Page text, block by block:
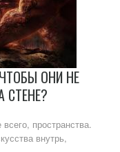
ОНИ НЕ
СТЕНЕ?
пространства.
внутрь,